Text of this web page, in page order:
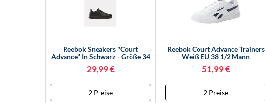
Reebok Sneakers "Court
Advance" In Schwarz - Größe 34
| Kindersneakers
29,99 €
2 Preise
Reebok Court Advance Trainers
Weiß EU 38 1/2 Mann
(Herstellerartikelnummer:
100033984/38.5)
51,99 €
2 Preise